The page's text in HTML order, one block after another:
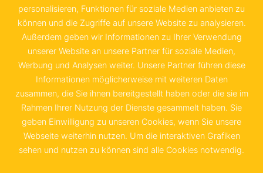
Sachsenstraße 6
20097 Hamburg
+49 40 655 874 0
info@schwedenkammer.de
Kontakt Impressum
personalisieren, Funktionen für soziale Medien anbieten zu
können und die Zugriffe auf unsere Website zu analysieren.
Außerdem geben wir Informationen zu Ihrer Verwendung
unserer Website an unsere Partner für soziale Medien,
Werbung und Analysen weiter. Unsere Partner führen diese
Informationen möglicherweise mit weiteren Daten
zusammen, die Sie ihnen bereitgestellt haben oder die sie im
Rahmen Ihrer Nutzung der Dienste gesammelt haben. Sie
geben Einwilligung zu unseren Cookies, wenn Sie unsere
Webseite weiterhin nutzen. Um die interaktiven Grafiken
sehen und nutzen zu können sind alle Cookies notwendig.